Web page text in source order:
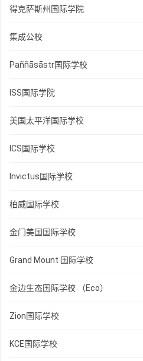
得克萨斯州国际学院
集成公校
Paññāsāstr国际学校
ISS国际学院
美国太平洋国际学校
ICS国际学校
Invictus国际学校
柏威国际学校
金门美国国际学校
Grand Mount 国际学校
金边生态国际学校 （Eco）
Zion国际学校
KCE国际学校